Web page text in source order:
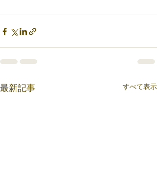
最新記事 すべて表示